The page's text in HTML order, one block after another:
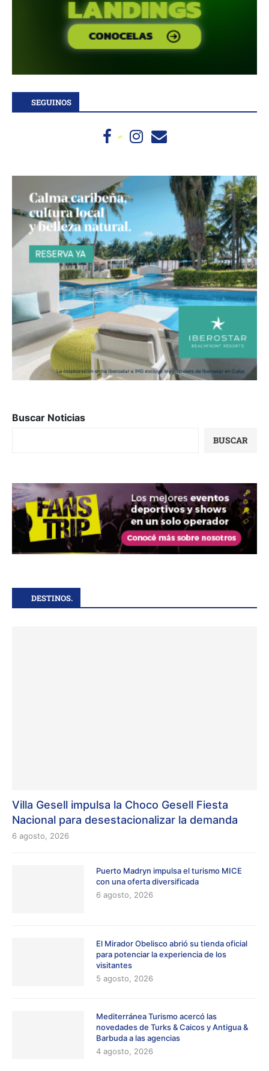
SEGUINOS
Buscar Noticias
BUSCAR
DESTINOS.
Villa Gesell impulsa la Choco Gesell Fiesta
Nacional para desestacionalizar la demanda
6 agosto, 2026
Puerto Madryn impulsa el turismo MICE
con una oferta diversificada
6 agosto, 2026
El Mirador Obelisco abrió su tienda oficial
para potenciar la experiencia de los
visitantes
5 agosto, 2026
Mediterránea Turismo acercó las
novedades de Turks & Caicos y Antigua &
Barbuda a las agencias
4 agosto, 2026